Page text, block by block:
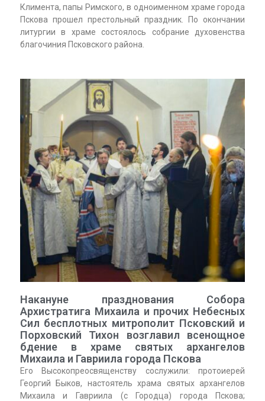
Климента, папы Римского, в одноименном храме города
Пскова прошел престольный праздник. По окончании
литургии в храме состоялось собрание духовенства
благочиния Псковского района.
Накануне празднования Собора
Архистратига Михаила и прочих Небесных
Сил бесплотных митрополит Псковский и
Порховский Тихон возглавил всенощное
бдение в храме святых архангелов
Михаила и Гавриила города Пскова
Его Высокопреосвященству сослужили: протоиерей
Георгий Быков, настоятель храма святых архангелов
Михаила и Гавриила (с Городца) города Пскова;